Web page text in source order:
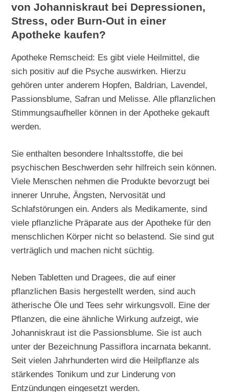
von Johanniskraut bei Depressionen,
Stress, oder Burn-Out in einer
Apotheke kaufen?
Apotheke Remscheid: Es gibt viele Heilmittel, die
sich positiv auf die Psyche auswirken. Hierzu
gehören unter anderem Hopfen, Baldrian, Lavendel,
Passionsblume, Safran und Melisse. Alle pflanzlichen
Stimmungsaufheller können in der Apotheke gekauft
werden.
Sie enthalten besondere Inhaltsstoffe, die bei
psychischen Beschwerden sehr hilfreich sein können.
Viele Menschen nehmen die Produkte bevorzugt bei
innerer Unruhe, Ängsten, Nervosität und
Schlafstörungen ein. Anders als Medikamente, sind
viele pflanzliche Präparate aus der Apotheke für den
menschlichen Körper nicht so belastend. Sie sind gut
verträglich und machen nicht süchtig.
Neben Tabletten und Dragees, die auf einer
pflanzlichen Basis hergestellt werden, sind auch
ätherische Öle und Tees sehr wirkungsvoll. Eine der
Pflanzen, die eine ähnliche Wirkung aufzeigt, wie
Johanniskraut ist die Passionsblume. Sie ist auch
unter der Bezeichnung Passiflora incarnata bekannt.
Seit vielen Jahrhunderten wird die Heilpflanze als
stärkendes Tonikum und zur Linderung von
Entzündungen eingesetzt werden.